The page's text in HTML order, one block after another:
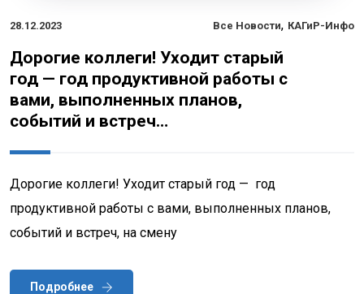
28.12.2023 Все Новости, КАГиР-Инфо
Дорогие коллеги! Уходит старый
год — год продуктивной работы с
вами, выполненных планов,
событий и встреч…
Дорогие коллеги! Уходит старый год — год
продуктивной работы с вами, выполненных планов,
событий и встреч, на смену
Подробнее